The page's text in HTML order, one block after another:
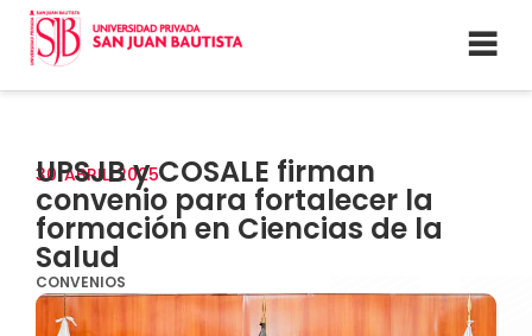
30 ABRIL 2025
UPSJB y COSALE firman
convenio para fortalecer la
formación en Ciencias de la
Salud
CONVENIOS